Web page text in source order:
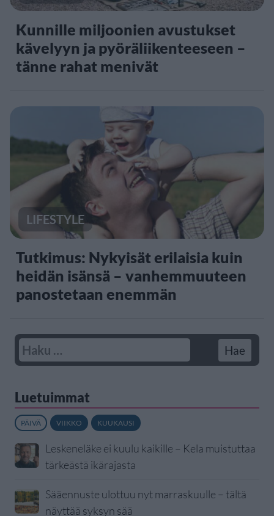
Kunnille miljoonien avustukset
kävelyyn ja pyöräliikenteeseen –
tänne rahat menivät
LIFESTYLE
Tutkimus: Nykyisät erilaisia kuin
heidän isänsä – vanhemmuuteen
panostetaan enemmän
Luetuimmat
PÄIVÄ VIIKKO KUUKAUSI
Leskeneläke ei kuulu kaikille – Kela muistuttaa
tärkeästä ikärajasta
Sääennuste ulottuu nyt marraskuulle – tältä
näyttää syksyn sää